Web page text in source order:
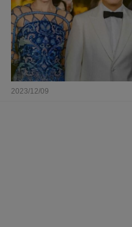
2023/12/09